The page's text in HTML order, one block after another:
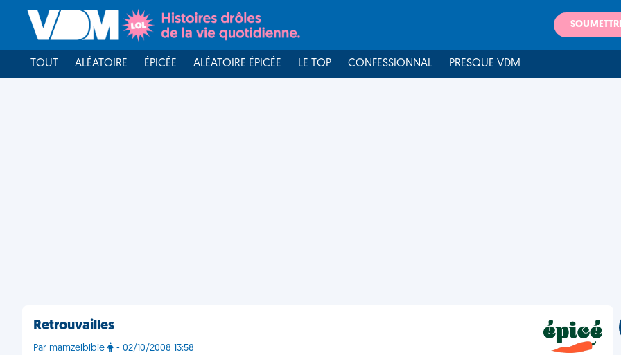
TOUT ALÉATOIRE ÉPICÉE ALÉATOIRE ÉPICÉE LE TOP CONFESSIONNAL PRESQUE VDM
Retrouvailles
Par mamzelbibie - 02/10/2008 13:58